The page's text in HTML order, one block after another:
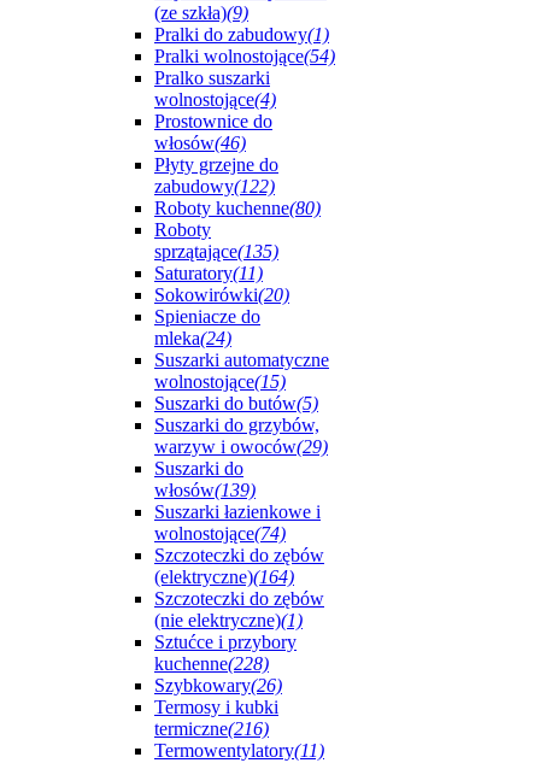
(ze szkła)(9)
Pralki do zabudowy(1)
Pralki wolnostojące(54)
Pralko suszarki
wolnostojące(4)
Prostownice do
włosów(46)
Płyty grzejne do
zabudowy(122)
Roboty kuchenne(80)
Roboty
sprzątające(135)
Saturatory(11)
Sokowirówki(20)
Spieniacze do
mleka(24)
Suszarki automatyczne
wolnostojące(15)
Suszarki do butów(5)
Suszarki do grzybów,
warzyw i owoców(29)
Suszarki do
włosów(139)
Suszarki łazienkowe i
wolnostojące(74)
Szczoteczki do zębów
(elektryczne)(164)
Szczoteczki do zębów
(nie elektryczne)(1)
Sztućce i przybory
kuchenne(228)
Szybkowary(26)
Termosy i kubki
termiczne(216)
Termowentylatory(11)